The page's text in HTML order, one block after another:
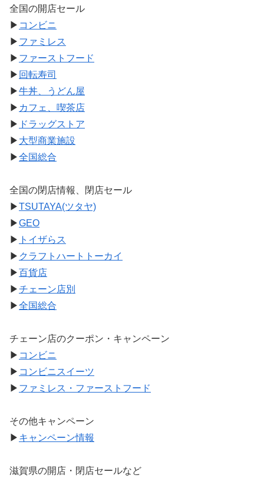
全国の開店セール
▶ コンビニ
▶ ファミレス
▶ ファーストフード
▶ 回転寿司
▶牛丼、うどん屋
▶ カフェ、喫茶店
▶ ドラッグストア
▶ 大型商業施設
▶全国総合
全国の閉店情報、閉店セール
▶TSUTAYA(ツタヤ)
▶GEO
▶ トイザらス
▶ クラフトハートトーカイ
▶百貨店
▶チェーン店別
▶全国総合
チェーン店のクーポン・キャンペーン
▶ コンビニ
▶ コンビニスイーツ
▶ ファミレス・ファーストフード
その他キャンペーン
▶ キャンペーン情報
滋賀県の開店・閉店セールなど